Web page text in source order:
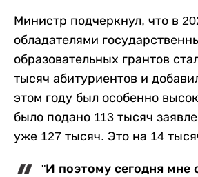
Министр подчеркнул, что в
обладателями
образовательных грантов
тысяч абитуриентов и
этом году был особенно
было подано 113 тысяч
уже 127 тысяч. Это на 14
"И поэтому сегодня мне